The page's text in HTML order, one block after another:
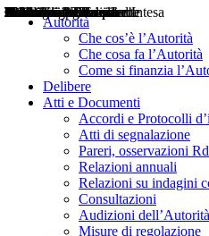
Autorità
Che cos’è l’Autorità
Che cosa fa l’Autorità
Come si finanzia
Delibere
Atti e Documenti
Accordi e Protocolli
Atti di segnalazione
Pareri, osservazioni
Relazioni annuali
Relazioni su indagini
Consultazioni
Audizioni dell’Autorità
Misure di regolazione
Delibere
Pareri
Consultazioni
Audizioni
Atti di Segnalazione
Accordi e Protocolli d'Intesa
Relazioni annuali
Misure di regolazione
Notizie
Comunicati Stampa
Bollettini ART
Convegni ART
Interviste del Presidente
Articoli in primo piano
Interventi del Presidente
2004
2005
2010
2013
2014
2015
2016
2017
2018
2019
202
2020
2021
2022
2023
2024
2025
2026
Aereo
Marittimo
Terrestre